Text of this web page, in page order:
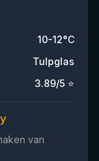
10-12°C
Tulpglas
3.89/5 ⭐
van